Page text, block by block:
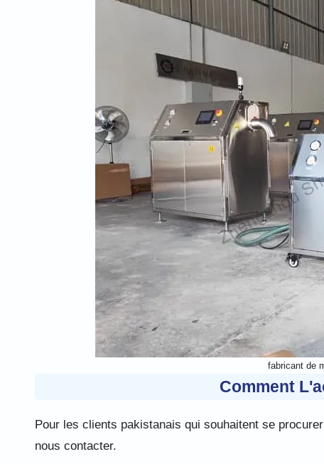
fabricant de
Comment
Pour les clients pakistanais qui souhaitent se
nous contacter.